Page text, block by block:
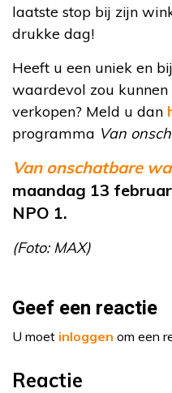
laatste stop bij zijn
drukke dag!
Heeft u een uniek en
waardevol zou
verkopen? Meld u dan
programma Van
Van onschatbare
maandag 13
NPO 1.
(Foto: MAX)
Geef een reactie
U moet inloggen om een
Reactie